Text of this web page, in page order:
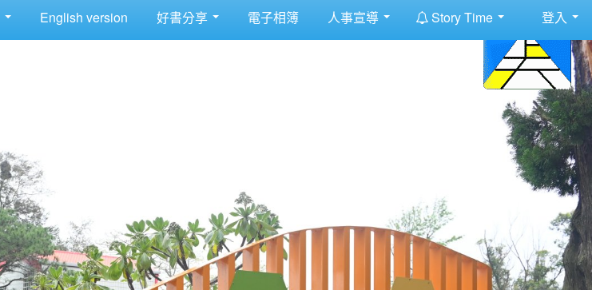
English version 好書分享 電子相簿 人事宣導 Story Time 登入